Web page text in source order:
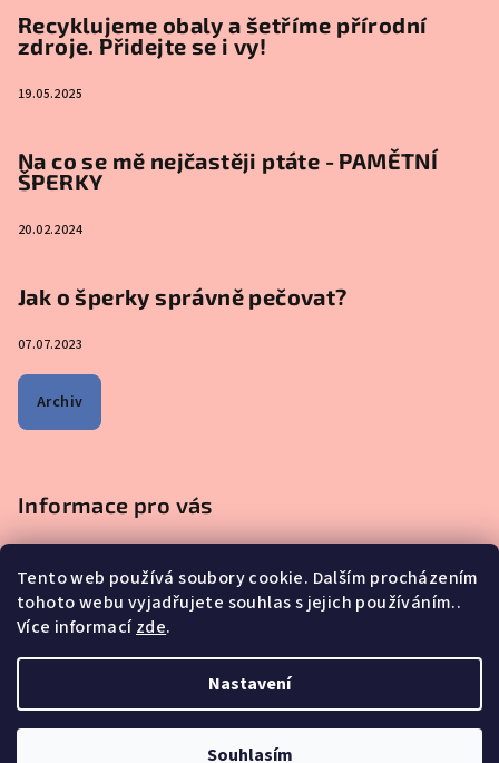
Tento web používá soubory cookie. Dalším procházením
tohoto webu vyjadřujete souhlas s jejich používáním..
Více informacízde.
Nastavení
Souhlasím
Recyklujeme obaly a šetříme přírodní
zdroje. Přidejte se i vy!
19.05.2025
Na co se mě nejčastěji ptáte - PAMĚTNÍ
ŠPERKY
20.02.2024
Jak o šperky správně pečovat?
07.07.2023
Archiv
Informace pro vás
Podmínky ochrany osobních údajů
Na co se mě nejčastěji ptáte - ŠPERKY Z MATEŘSKÉHO MLÉKA
Proč nakupovat u nás?
Reklamace, výměna a vrácení zboží